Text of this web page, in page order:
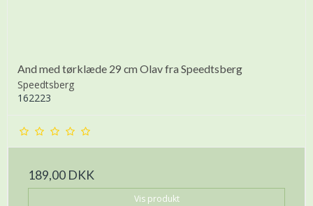
And med tørklæde 29 cm Olav fra Speedtsberg
Speedtsberg
162223
189,00 DKK
Vis produkt